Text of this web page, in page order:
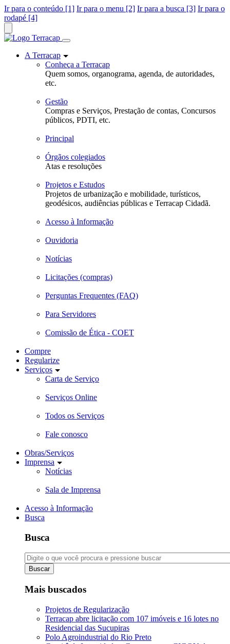
Ir para o conteúdo [1] Ir para o menu [2] Ir para a busca [3] Ir para o
rodapé [4]
A Terracap
Conheça a Terracap
Quem somos, organograma, agenda, de autoridades,
etc.
Gestão
Compras e Serviços, Prestação de contas, Concursos
públicos, PDTI, etc.
Principal
Órgãos colegiados
Atas e resoluções
Projetos e Estudos
Projetos de urbanização e mobilidade, turísticos,
geodésicos, audiências públicas e Terracap Cidadã.
Acesso à Informação
Ouvidoria
Notícias
Licitações (compras)
Perguntas Frequentes (FAQ)
Para Servidores
Comissão de Ética - COET
Compre
Regularize
Serviços
Carta de Serviço
Serviços Online
Todos os Serviços
Fale conosco
Obras/Serviços
Imprensa
Notícias
Sala de Imprensa
Acesso à Informação
Busca
Busca
Buscar
Mais buscados
Projetos de Regularização
Terracap abre licitação com 107 imóveis e 16 lotes no
Residencial das Sucupiras
Polo Agroindustrial do Rio Preto